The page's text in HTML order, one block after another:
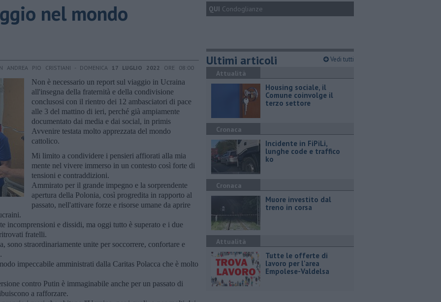
nel mondo
ANDREA PIO CRISTIANI - DOMENICA 17 LUGLIO 2022 ORE 08:00
Non è necessario un report sul viaggio in Ucraina
all'insegna della fraternità e della condivisione
conclusosi con il rientro dei 12 ambasciatori di pace
alle 3 del mattino di ieri, perché già ampiamente
documentato dai media e dai social, in primis
Avvenire testata molto apprezzata del mondo
cattolico.
Mi limito a condividere i pensieri affiorati alla mia
mente nel vivere immerso in un contesto così forte di
tensioni e contraddizioni.
Ammirato per il grande impegno e la sorprendente
apertura della Polonia, così progredita in rapporto al
passato, nell'attivare forze e risorse umane da aprire
incomprensioni e dissidi, ma oggi tutto è superato e i due
fratelli.
sono straordinariamente unite per soccorrere, confortare e
impeccabile amministrati dalla Caritas Polacca che è molto
contro Putin è immaginabile anche per un passato di
a rafforzare.
QUI Condoglianze
Ultimi articoli Vedi tutti
Attualità
​Housing sociale, il
Comune coinvolge il
terzo settore
Cronaca
Incidente in FiPiLi,
lunghe code e traffico
ko
Cronaca
Muore investito dal
treno in corsa
Attualità
​Tutte le offerte di
lavoro per l'area
Empolese-Valdelsa